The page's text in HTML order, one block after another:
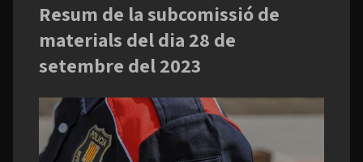
Resum de la subcomissió de
materials del dia 28 de
setembre del 2023